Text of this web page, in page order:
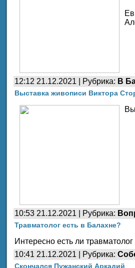
12:12 21.12.2021 | Рубрика: В
Выставка живописи Виктора
10:53 21.12.2021 | Рубрика:
Травматолог есть в Балахне?
Интересно есть ли
10:41 21.12.2021 | Рубрика:
Скончался Пужанский Аркадий